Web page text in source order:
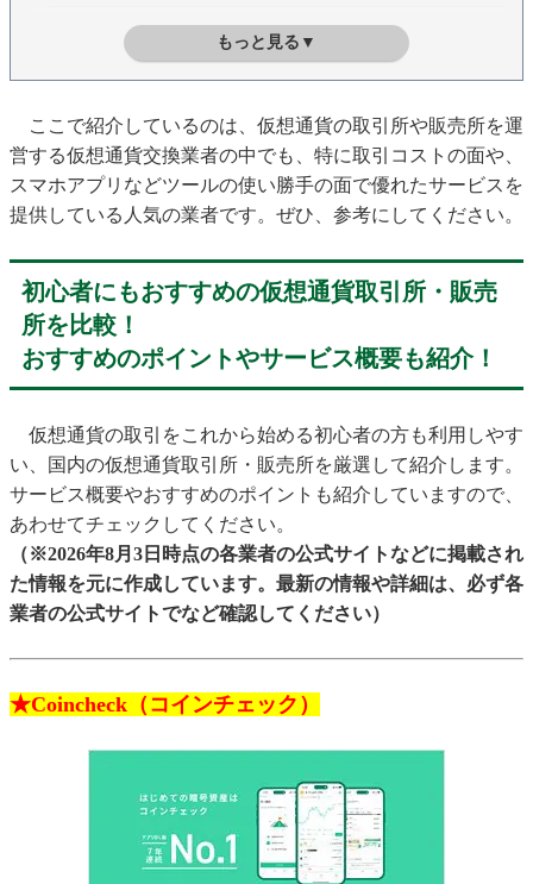
・★BITPOINT（ビットポイント）
・★トレイダーズ証券「みんなのコイン」
・仮想通貨取引を始める前に、 初心者が最低限、知っておきた
い基礎知識を確認！
・日本の仮想通貨交換業者は登録制
・「販売所」と「取引所」の違いは？
・「現物取引」と「レバレッジ取引」の違いは？
・「相対取引（OTC-over the counter-）」とは？
・仮想通貨取引にかかる代表的なコスト
・仮想通貨の税金と確定申告について
う！ ビットコイン、イーサリアム、リップルの価格は？
・ビットコイン（BTC）
・イーサリアム（ETH）
・リップル（XRP）
もっと見る▼
ここで紹介しているのは、仮想通貨の取引所や販売所を運
営する仮想通貨交換業者の中でも、特に取引コストの面や、
スマホアプリなどツールの使い勝手の面で優れたサービスを
提供している人気の業者です。ぜひ、参考にしてください。
初心者にもおすすめの仮想通貨取引所・販売
所を比較！
おすすめのポイントやサービス概要も紹介！
仮想通貨の取引をこれから始める初心者の方も利用しやす
い、国内の仮想通貨取引所・販売所を厳選して紹介します。
サービス概要やおすすめのポイントも紹介していますので、
あわせてチェックしてください。
（※2026年8月3日時点の各業者の公式サイトなどに掲載され
た情報を元に作成しています。最新の情報や詳細は、必ず各
業者の公式サイトでなど確認してください）
★Coincheck（コインチェック）